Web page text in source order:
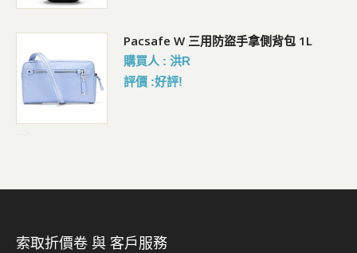
Pacsafe W 三用防盜手拿側背包 1L
購買人 : 洪R
評價 :好評!
索取折價卷 與 客戶服務